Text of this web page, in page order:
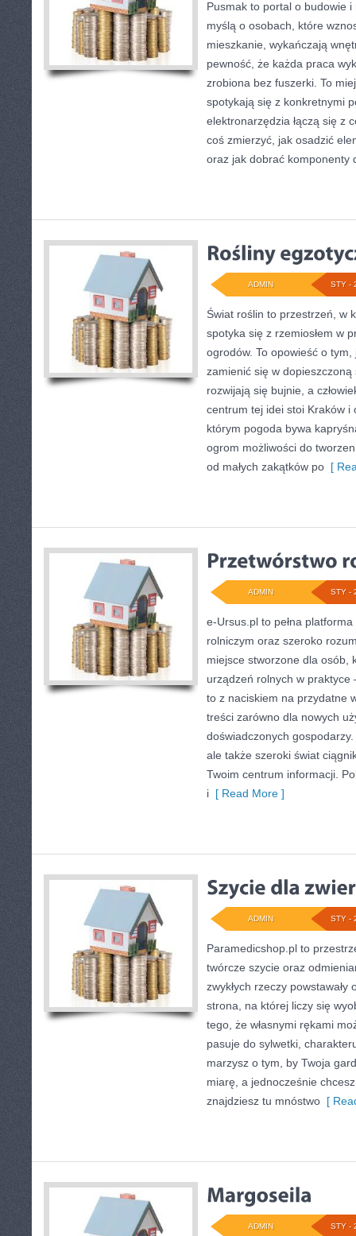
Pusmak to portal o budowie i
myślą o osobach, które
mieszkanie, wykańczają
pewność, że każda praca
zrobiona bez fuszerki. To
spotykają się z konkretnymi
elektronarzędzia łączą się z
coś zmierzyć, jak osadzić
oraz jak dobrać komponenty
STY -
ADMIN
Świat roślin to przestrzeń, w
spotyka się z rzemiosłem w
ogrodów. To opowieść o tym,
zamienić się w
rozwijają się bujnie, a
centrum tej idei stoi Kraków i
którym pogoda bywa
ogrom możliwości do
od małych zakątków po [
STY -
ADMIN
e-Ursus.pl to pełna
rolniczym oraz szeroko
miejsce stworzone dla osób,
urządzeń rolnych w
to z naciskiem na przydatne
treści zarówno dla nowych
doświadczonych
ale także szeroki świat
Twoim centrum informacji.
i [ Read More ]
STY -
ADMIN
Paramedicshop.pl to
twórcze szycie oraz
zwykłych rzeczy powstawały
strona, na której liczy się
tego, że własnymi rękami
pasuje do sylwetki,
marzysz o tym, by Twoja
miarę, a jednocześnie
znajdziesz tu mnóstwo [
STY -
ADMIN